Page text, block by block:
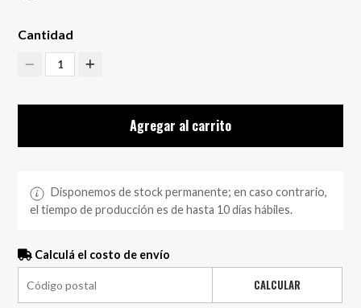
Cantidad
1
Agregar al carrito
Disponemos de stock permanente; en caso contrario,
el tiempo de producción es de hasta 10 días hábiles.
Calculá el costo de envío
CALCULAR